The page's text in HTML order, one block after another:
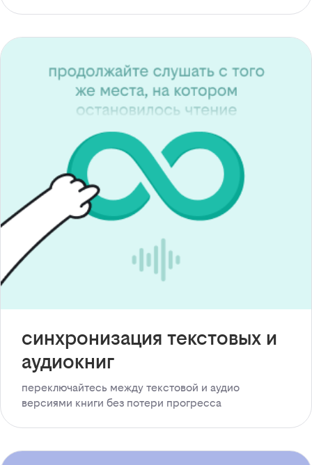
синхронизация текстовых и
аудиокниг
переключайтесь между текстовой и аудио
версиями книги без потери прогресса